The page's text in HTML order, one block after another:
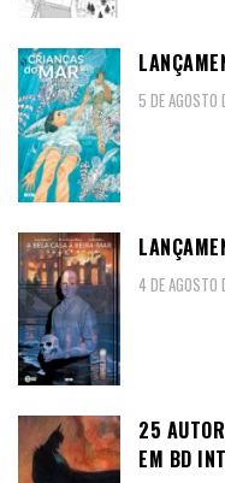
5 DE
4 DE
25
EM BD